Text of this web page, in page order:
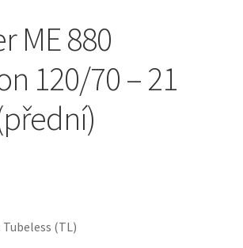
ME 880
120/70 – 21
Tubeless (TL)